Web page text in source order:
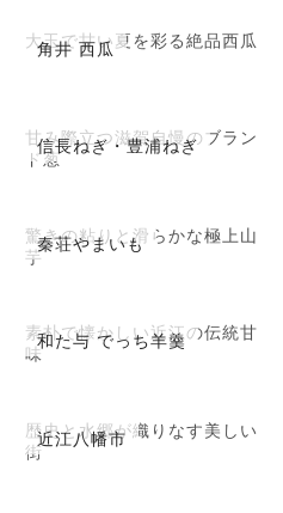
角井 西瓜
大玉で甘い夏を彩る絶品西瓜
信長ねぎ・豊浦ねぎ
甘み際立つ滋賀自慢のブラン
ド葱
秦荘やまいも
驚きの粘りと滑らかな極上山
芋
和た与 でっち羊羹
素朴で懐かしい近江の伝統甘
味
近江八幡市
歴史と水郷が織りなす美しい
街